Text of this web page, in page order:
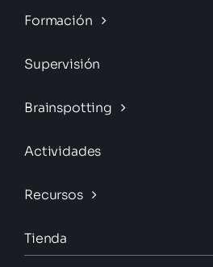
Formación
Supervisión
Brainspotting
Actividades
Recursos
Tienda